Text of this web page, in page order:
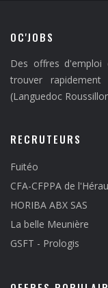
OC'JOBS
Des offres d'emploi
trouver
(Languedoc
RECRUTEURS
Fuitéo
CFA-CFPPA de
HORIBA ABX SAS
La belle Meunière
GSFT - Prologis